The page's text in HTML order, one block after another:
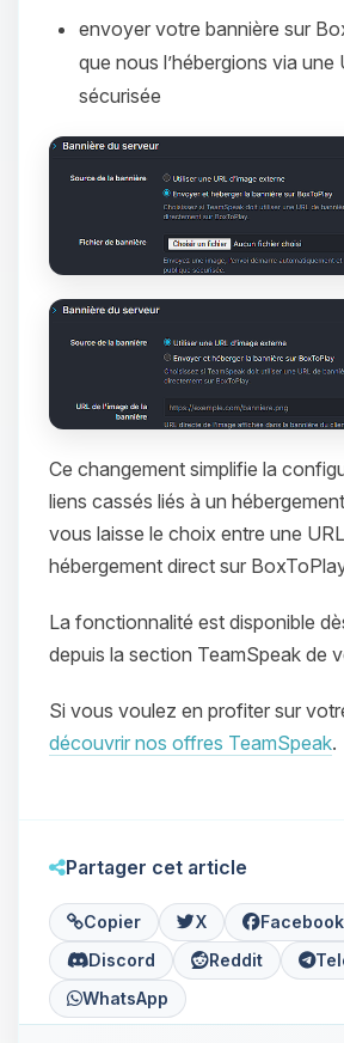
envoyer votre bannière sur
que nous l’hébergions via une
sécurisée
Ce changement simplifie la
liens cassés liés à un
vous laisse le choix entre une
hébergement direct sur
La fonctionnalité est disponible
depuis la section TeamSpeak de
Si vous voulez en profiter sur
découvrir nos offres TeamSpeak.
Partager cet article
Copier X Facebook
Discord
Reddit
WhatsApp
Youpi, enfin quelqu’un
parler ! Moi c’est
tu as besoin et je vais
petits circuits pour t’aider.